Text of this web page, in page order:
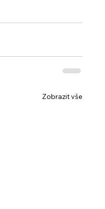
Zobrazit vše